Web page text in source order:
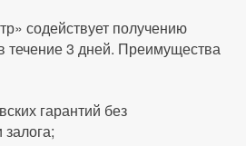
содействует получению
течение 3 дней. Преимущества
гарантий без
залога;